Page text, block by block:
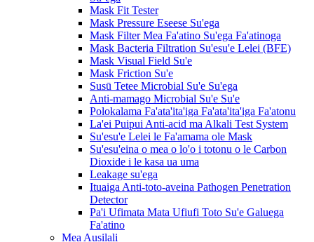
Mask Fit Tester
Mask Pressure Eseese Su'ega
Mask Filter Mea Fa'atino Su'ega Fa'atinoga
Mask Bacteria Filtration Su'esu'e Lelei (BFE)
Mask Visual Field Su'e
Mask Friction Su'e
Susū Tetee Microbial Su'e Su'ega
Anti-mamago Microbial Su'e Su'e
Polokalama Fa'ata'ita'iga Fa'ata'ita'iga Fa'atonu
La'ei Puipui Anti-acid ma Alkali Test System
Su'esu'e Lelei le Fa'amama ole Mask
Su'esu'eina o mea o lo'o i totonu o le Carbon
Dioxide i le kasa ua uma
Leakage su'ega
Ituaiga Anti-toto-aveina Pathogen Penetration
Detector
Pa'i Ufimata Mata Ufiufi Toto Su'e Galuega
Fa'atino
Mea Ausilali